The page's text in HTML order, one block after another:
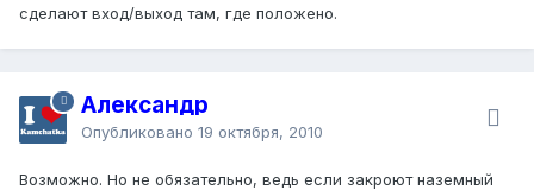
сделают вход/выход там, где положено.
Александр
Опубликовано 19 октября, 2010
Возможно. Но не обязательно, ведь если закроют наземный